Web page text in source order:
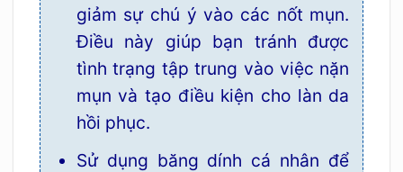
giảm sự chú ý vào các nốt mụn.
Điều này giúp bạn tránh được
tình trạng tập trung vào việc nặn
mụn và tạo điều kiện cho làn da
hồi phục.
Sử dụng băng dính cá nhân để